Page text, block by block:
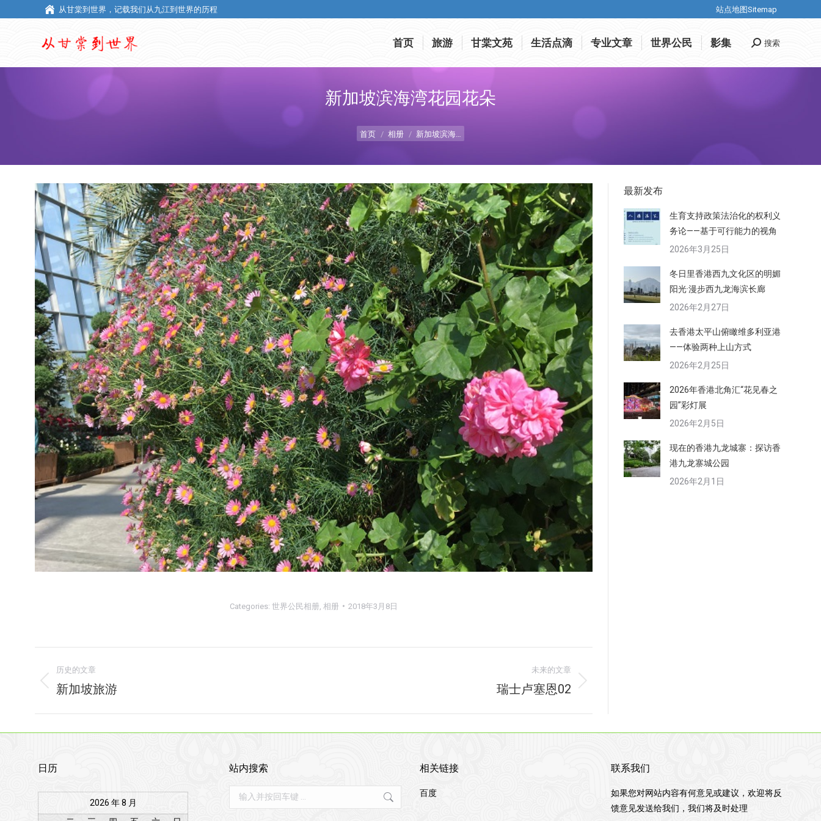
从甘棠到世界，记载我们从九江到世界的历程 站点地图Sitemap
首页 旅游 甘棠文苑 生活点滴 专业文章 世界公民 影集 Search:
搜索
新加坡滨海湾花园花朵
首页 相册 新加坡滨海…
Categories: 世界公民相册 相册 2018年3月8日
册
导
航
历史的文章
上
新加坡旅游
未来的文章
瑞士卢塞恩02
最新发布
生育支持政策法治化的权利义
务论——基于可行能力的视角
2026年3月25日
冬日里香港西九文化区的明媚
阳光·漫步西九龙海滨长廊
2026年2月27日
去香港太平山俯瞰维多利亚港
——体验两种上山方式
2026年2月25日
2026年香港北角汇“花见春之
园”彩灯展
2026年2月5日
现在的香港九龙城寨：探访香
港九龙寨城公园
2026年2月1日
日历
2026 年 8 月
站内搜索
Search:
相关链接
百度
联系我们
如果您对网站内容有何意见或建议，欢迎将反
馈意见发送给我们，我们将及时处理
从甘棠到世界，记载我们从九江到世界的历程 站点地图Sitemap
首页 旅游 甘棠文苑 生活点滴 专业文章 世界公民 影集 Search:
搜索